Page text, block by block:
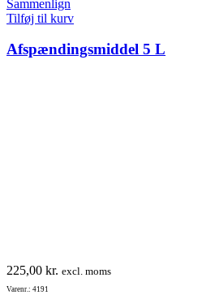
Sammenlign
Tilføj til kurv
Afspændingsmiddel 5 L
225,00 kr. excl. moms
Varenr.: 4191